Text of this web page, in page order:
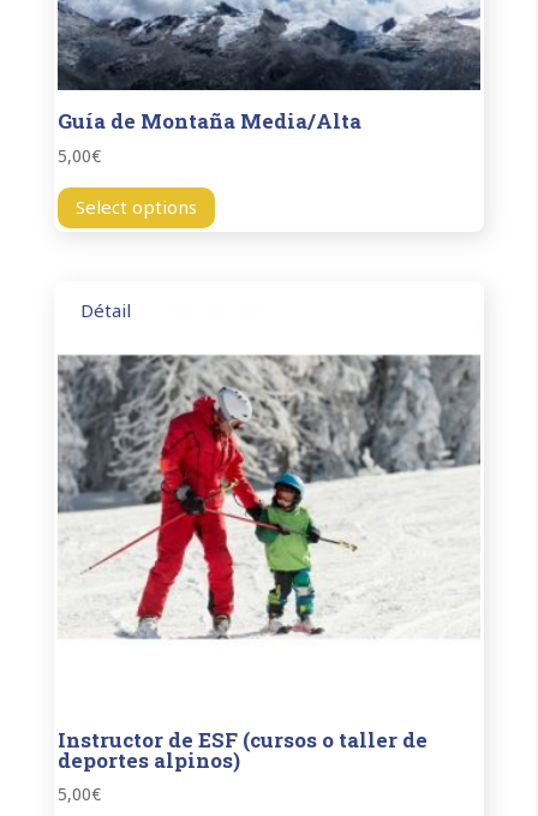
Guía de Montaña Media/Alta
5,00€
Select options
Instructor de ESF (cursos o taller de
deportes alpinos)
5,00€
Détail